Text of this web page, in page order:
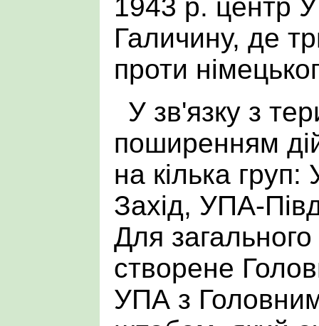
1943 р. центр
Галичину, де
проти
У зв'язку з
поширенням
на кілька
Захід, УПА-
Для
створене
УПА з